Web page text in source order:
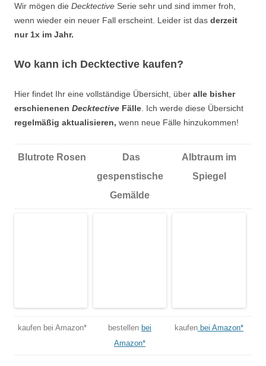
Wir mögen die Decktective Serie sehr und sind immer froh,
wenn wieder ein neuer Fall erscheint. Leider ist das derzeit
nur 1x im Jahr.
Wo kann ich Decktective kaufen?
Hier findet Ihr eine vollständige Übersicht, über alle bisher
erschienenen Decktective Fälle . Ich werde diese Übersicht
regelmäßig aktualisieren, wenn neue Fälle hinzukommen!
Blutrote Rosen
Das
gespenstische
Gemälde
Albtraum im
Spiegel
kaufen bei Amazon* bestellen bei
Amazon*
kaufen bei Amazon*